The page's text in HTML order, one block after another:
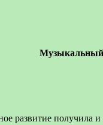
развитие